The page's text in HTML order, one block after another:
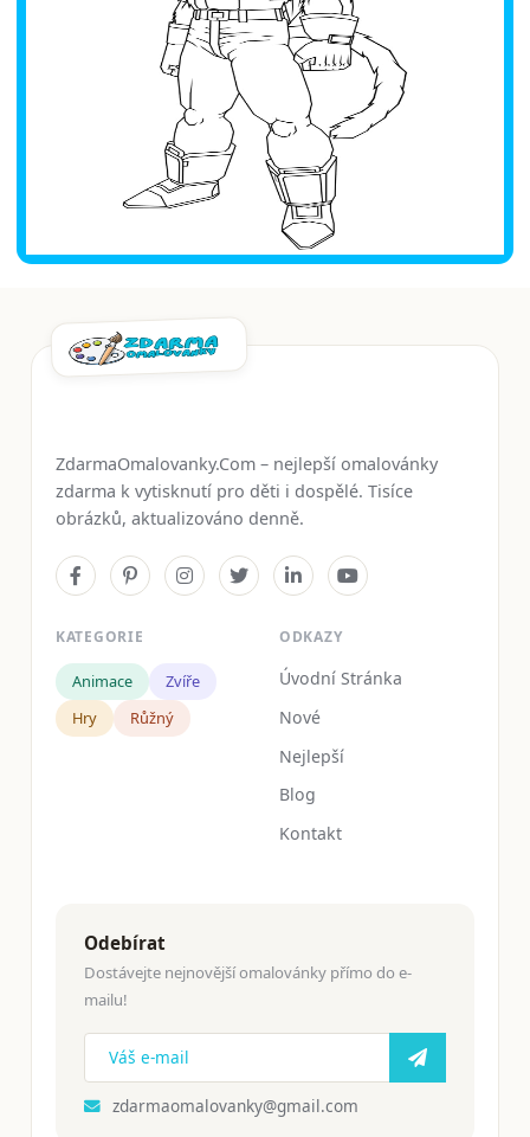
ZdarmaOmalovanky.Com – nejlepší omalovánky
zdarma k vytisknutí pro děti i dospělé. Tisíce
obrázků, aktualizováno denně.
KATEGORIE
Animace
Zvíře
Hry
Růžný
ODKAZY
Úvodní Stránka
Nové
Nejlepší
Blog
Kontakt
Odebírat
Dostávejte nejnovější omalovánky přímo do e-
mailu!
zdarmaomalovanky@gmail.com